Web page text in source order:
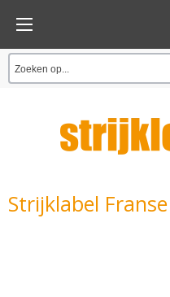
Strijklabel